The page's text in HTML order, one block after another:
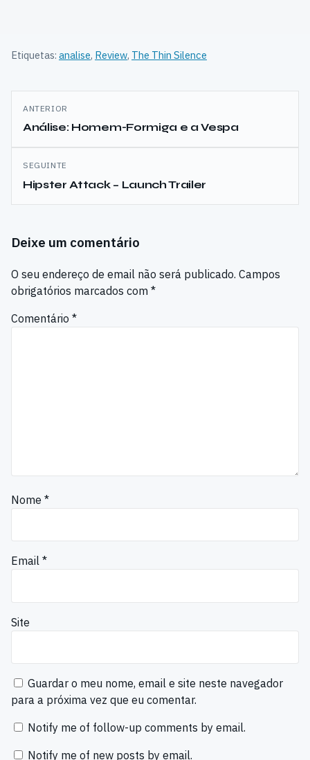
Etiquetas: analise, Review, The Thin Silence
Navegação
de
artigos
ANTERIOR
Análise: Homem-Formiga e a Vespa
SEGUINTE
Hipster Attack – Launch Trailer
Deixe um comentário
O seu endereço de email não será publicado. Campos
obrigatórios marcados com *
Comentário *
Nome *
Email *
Site
Guardar o meu nome, email e site neste navegador
para a próxima vez que eu comentar.
Notify me of follow-up comments by email.
Notify me of new posts by email.